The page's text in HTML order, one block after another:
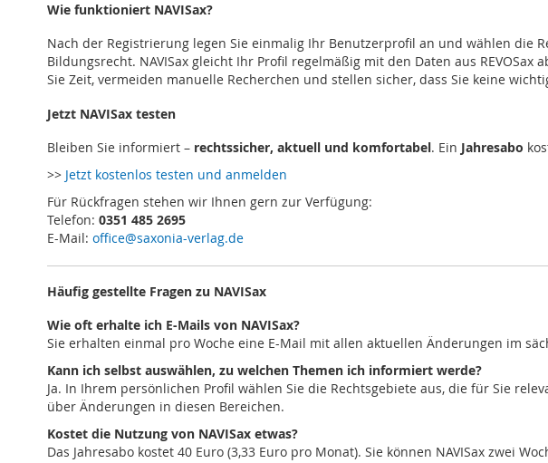
Wie funktioniert NAVISax?
Nach der Registrierung legen Sie einmalig Ihr Benutzerprofil an und wählen die
Bildungsrecht. NAVISax gleicht Ihr Profil regelmäßig mit den Daten aus
Sie Zeit, vermeiden manuelle Recherchen und stellen sicher, dass Sie keine
Jetzt NAVISax testen
Bleiben Sie informiert – rechtssicher, aktuell und komfortabel. Ein Jahresabo
>> Jetzt kostenlos testen und anmelden
Für Rückfragen stehen wir Ihnen gern zur Verfügung:
Telefon: 0351 485 2695
E-Mail: office@saxonia-verlag.de
Häufig gestellte Fragen zu NAVISax
Wie oft erhalte ich E-Mails von NAVISax?
Sie erhalten einmal pro Woche eine E-Mail mit allen aktuellen Änderungen im
Kann ich selbst auswählen, zu welchen Themen ich informiert werde?
Ja. In Ihrem persönlichen Profil wählen Sie die Rechtsgebiete aus, die für Sie
über Änderungen in diesen Bereichen.
Kostet die Nutzung von NAVISax etwas?
Das Jahresabo kostet 40 Euro (3,33 Euro pro Monat). Sie können NAVISax zwei